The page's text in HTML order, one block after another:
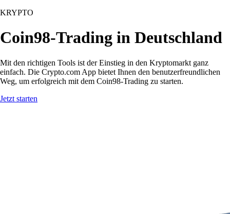
KRYPTO
Coin98-Trading in Deutschland
Mit den richtigen Tools ist der Einstieg in den Kryptomarkt ganz
einfach. Die Crypto.com App bietet Ihnen den benutzerfreundlichen
Weg, um erfolgreich mit dem Coin98-Trading zu starten.
Jetzt starten